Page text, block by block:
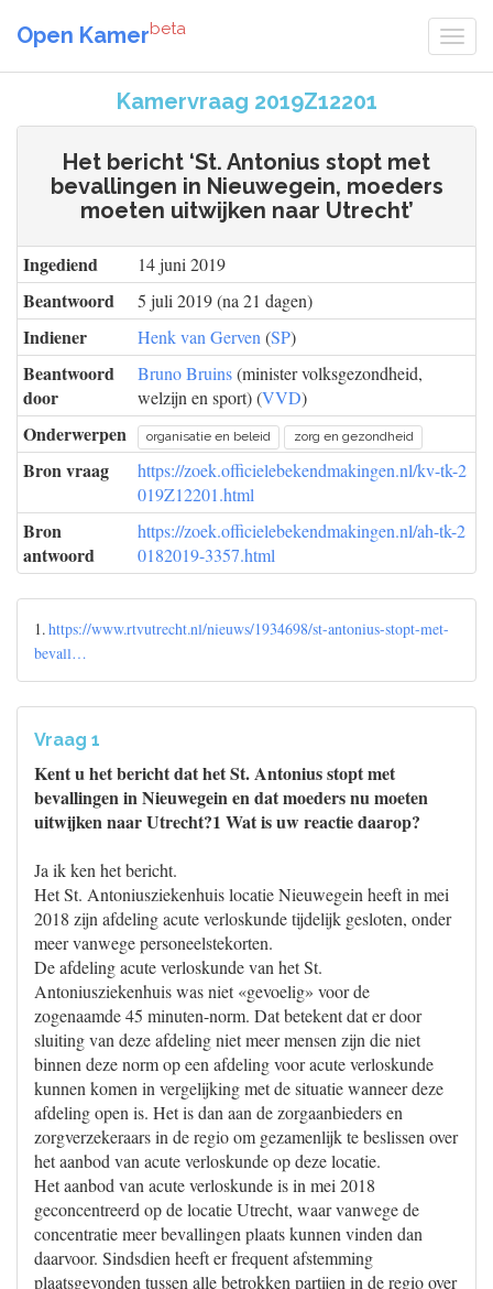
Open Kamerbeta
Kamervraag 2019Z12201
Het bericht ‘St. Antonius stopt met
bevallingen in Nieuwegein, moeders
moeten uitwijken naar Utrecht’
Ingediend 14 juni 2019
Beantwoord 5 juli 2019 (na 21 dagen)
Indiener Henk van Gerven (SP)
Beantwoord
door
Bruno Bruins(minister volksgezondheid,
welzijn en sport) (VVD)
Onderwerpen organisatie en beleid zorg en gezondheid
Bron vraag
https://zoek.officielebekendmakingen.nl/kv-tk-2
019Z12201.html
Bron
antwoord
https://zoek.officielebekendmakingen.nl/ah-tk-2
0182019-3357.html
1.https://www.rtvutrecht.nl/nieuws/1934698/st-antonius-stopt-met-
bevall…
Vraag 1
Kent u het bericht dat het St. Antonius stopt met
bevallingen in Nieuwegein en dat moeders nu moeten
uitwijken naar Utrecht?1 Wat is uw reactie daarop?
Ja ik ken het bericht.
Het St. Antoniusziekenhuis locatie Nieuwegein heeft in mei
2018 zijn afdeling acute verloskunde tijdelijk gesloten, onder
meer vanwege personeelstekorten.
De afdeling acute verloskunde van het St.
Antoniusziekenhuis was niet «gevoelig» voor de
zogenaamde 45 minuten-norm. Dat betekent dat er door
sluiting van deze afdeling niet meer mensen zijn die niet
binnen deze norm op een afdeling voor acute verloskunde
kunnen komen in vergelijking met de situatie wanneer deze
afdeling open is. Het is dan aan de zorgaanbieders en
zorgverzekeraars in de regio om gezamenlijk te beslissen over
het aanbod van acute verloskunde op deze locatie.
Het aanbod van acute verloskunde is in mei 2018
geconcentreerd op de locatie Utrecht, waar vanwege de
concentratie meer bevallingen plaats kunnen vinden dan
daarvoor. Sindsdien heeft er frequent afstemming
plaatsgevonden tussen alle betrokken partijen in de regio over